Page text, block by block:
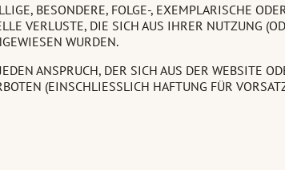
BESONDERE, FOLGE-, EXEMPLARISCHE
VERLUSTE, DIE SICH AUS IHRER NUTZUNG
WURDEN.
ANSPRUCH, DER SICH AUS DER WEBSITE
(EINSCHLIESSLICH HAFTUNG FÜR